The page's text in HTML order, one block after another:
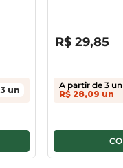
3 un
R$ 29,85
A partir de3 un
R$ 28,09 un